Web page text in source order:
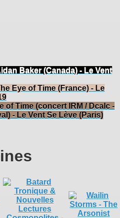
Baker (Canada) - Le Vent
Eye of Time (France) - Le
of Time (concert IRM / Dcalc -
- Le Vent Se Lève (Paris)